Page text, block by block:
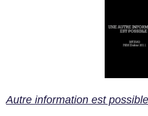
Autre information est